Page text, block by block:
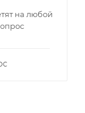
на любой